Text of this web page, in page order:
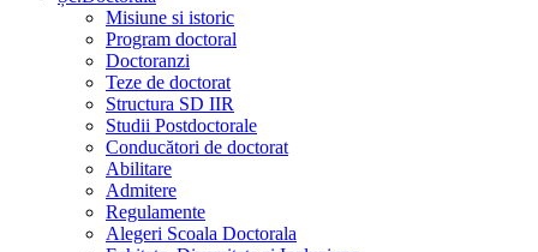
Misiune si istoric
Program doctoral
Doctoranzi
Teze de doctorat
Structura SD IIR
Studii Postdoctorale
Conducători de doctorat
Abilitare
Admitere
Regulamente
Alegeri Scoala Doctorala